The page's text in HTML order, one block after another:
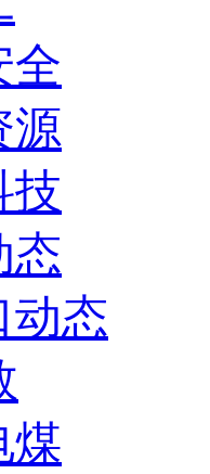
全
源
技
态
动态
煤